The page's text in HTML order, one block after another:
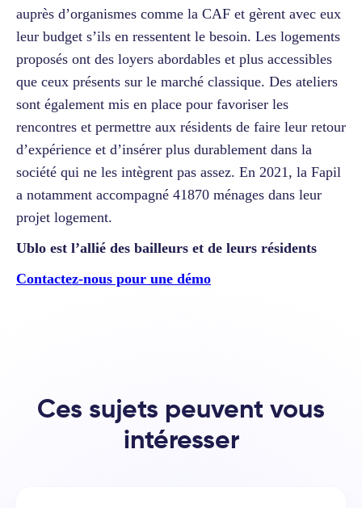
auprès d’organismes comme la CAF et gèrent avec eux
leur budget s’ils en ressentent le besoin. Les logements
proposés ont des loyers abordables et plus accessibles
que ceux présents sur le marché classique. Des ateliers
sont également mis en place pour favoriser les
rencontres et permettre aux résidents de faire leur retour
d’expérience et d’insérer plus durablement dans la
société qui ne les intègrent pas assez. En 2021, la Fapil
a notamment accompagné 41870 ménages dans leur
projet logement.
Ublo est l’allié des bailleurs et de leurs résidents
Contactez-nous pour une démo
Ces sujets peuvent vous
intéresser